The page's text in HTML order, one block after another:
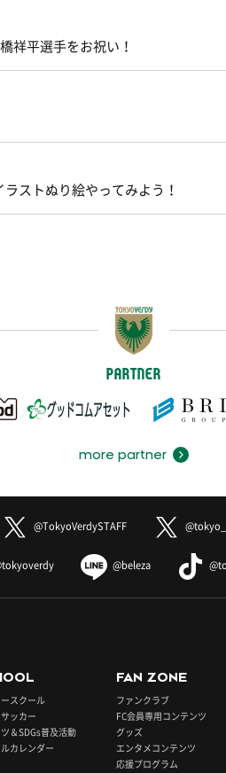
祥平選手をお祝い！
ストぬり絵やってみよう！
PARTNER
more partner
@TokyoVerdySTAFF
@beleza
スクール
ッカー
＆SDGs普及活動
カレンダー
FAN ZONE
ファンクラブ
FC会員専用コンテンツ
グッズ
エンタメコンテンツ
応援プログラム